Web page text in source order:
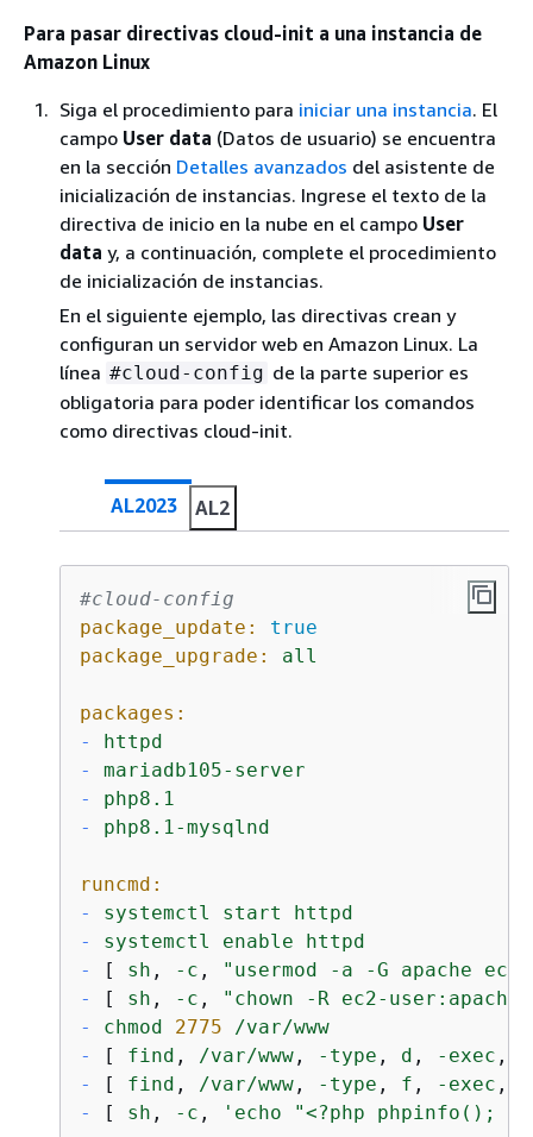
Para pasar directivas cloud-init a una instancia de
Amazon Linux
Siga el procedimiento para iniciar una instancia. El
campo User data (Datos de usuario) se encuentra
en la sección Detalles avanzados del asistente de
inicialización de instancias. Ingrese el texto de la
directiva de inicio en la nube en el campo User
data y, a continuación, complete el procedimiento
de inicialización de instancias.
En el siguiente ejemplo, las directivas crean y
configuran un servidor web en Amazon Linux. La
línea #cloud-config de la parte superior es
obligatoria para poder identificar los comandos
como directivas cloud-init.
AL2023 AL2
#cloud-config
package_update:
true
package_upgrade:
all
packages:
-
httpd
-
mariadb105-server
-
php8.1
-
php8.1-mysqlnd
runcmd:
-
systemctl start
httpd
-
systemctl enable
httpd
-
[ sh , -c ,
"usermod -a -G apache
-
[ sh , -c ,
"chown -R ec2-user:apache
-
chmod 2775
/var/www
-
[ find , /var/www , -type , d , -exec ,
-
[ find , /var/www , -type , f , -exec ,
-
[ sh , -c , 'echo "<?php phpinfo();